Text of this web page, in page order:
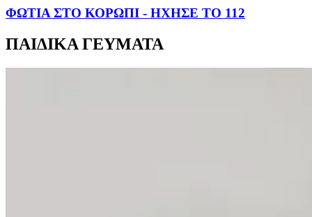
ΦΩΤΙΑ ΣΤΟ ΚΟΡΩΠΙ - ΗΧΗΣΕ ΤΟ 112
ΠΑΙΔΙΚΑ ΓΕΥΜΑΤΑ